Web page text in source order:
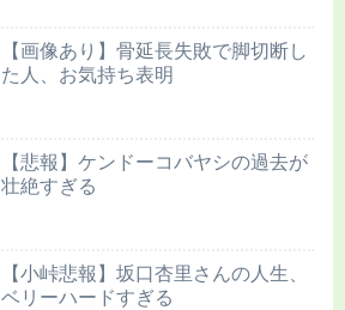
【画像あり】骨延長失敗で脚切断し
た人、お気持ち表明
【悲報】ケンドーコバヤシの過去が
壮絶すぎる
【小峠悲報】坂口杏里さんの人生、
ベリーハードすぎる